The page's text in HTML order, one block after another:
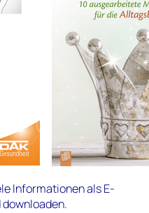
Informationen als E-
downloaden.